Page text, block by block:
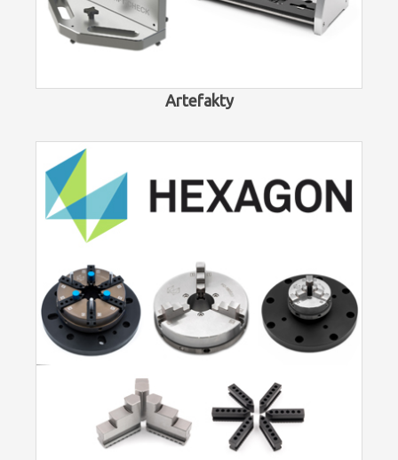
Artefakty